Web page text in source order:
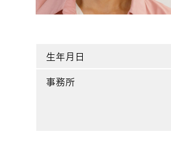
生年月日
事務所